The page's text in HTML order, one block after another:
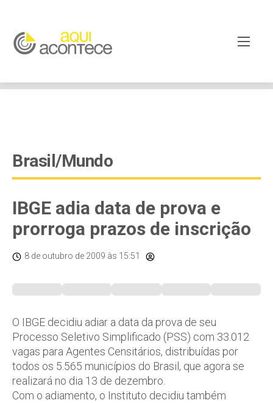
googleb82de9a22cec23e8.html
Brasil/Mundo
IBGE adia data de prova e
prorroga prazos de inscrição
8 de outubro de 2009 às 15:51
O IBGE decidiu adiar a data da prova de seu
Processo Seletivo Simplificado (PSS) com 33.012
vagas para Agentes Censitários, distribuídas por
todos os 5.565 municípios do Brasil, que agora se
realizará no dia 13 de dezembro.
Com o adiamento, o Instituto decidiu também